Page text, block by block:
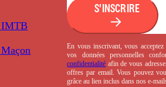
IMTB
Maçon
S'INSCRIRE
En vous inscrivant, vous
vos données personnelles
confidentialité afin de vous
offres par email. Vous pouvez
grâce au lien inclus dans nos e-